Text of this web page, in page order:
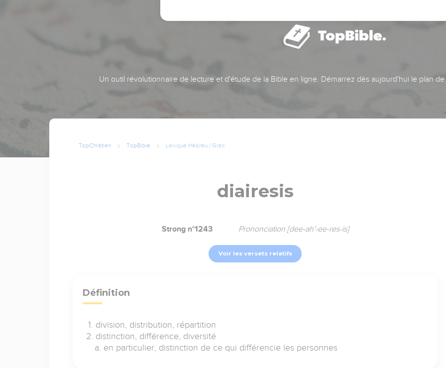
Un outil révolutionnaire de lecture et d'étude de la Bible en ligne. Démarrez dès aujourd'hui le plan
TopChrétien TopBible Lexique Hébreu / Grec
diairesis
Strong n°1243 Prononciation [dee-ah'-ee-res-is]
Voir les versets relatifs
Définition
division, distribution, répartition
distinction, différence, diversité
en particulier, distinction de ce qui différencie les personnes